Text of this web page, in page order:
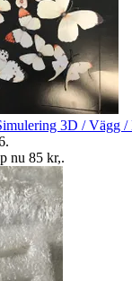
3D / Vägg /
.
nu 85 kr,.